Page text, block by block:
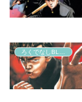
ろくでなしBLUES